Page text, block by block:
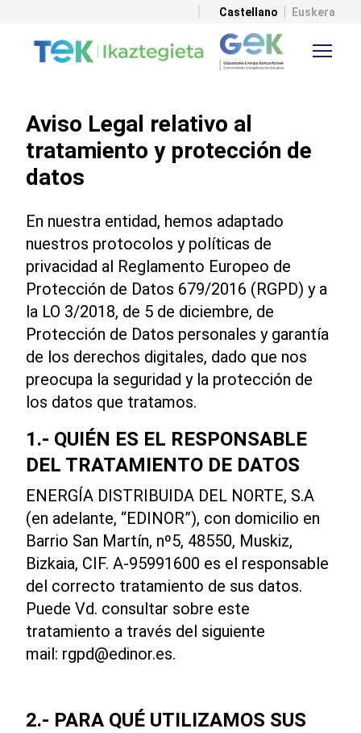
Castellano Euskera
Aviso Legal relativo al
tratamiento y protección de
datos
En nuestra entidad, hemos adaptado
nuestros protocolos y políticas de
privacidad al Reglamento Europeo de
Protección de Datos 679/2016 (RGPD) y a
la LO 3/2018, de 5 de diciembre, de
Protección de Datos personales y garantía
de los derechos digitales, dado que nos
preocupa la seguridad y la protección de
los datos que tratamos.
1.- QUIÉN ES EL RESPONSABLE
DEL TRATAMIENTO DE DATOS
ENERGÍA DISTRIBUIDA DEL NORTE, S.A
(en adelante, “EDINOR”), con domicilio en
Barrio San Martín, nº5, 48550, Muskiz,
Bizkaia, CIF. A-95991600 es el responsable
del correcto tratamiento de sus datos.
Puede Vd. consultar sobre este
tratamiento a través del siguiente
mail: rgpd@edinor.es.
2.- PARA QUÉ UTILIZAMOS SUS